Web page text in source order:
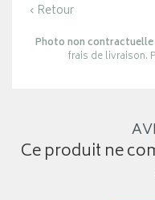
‹ Retour
Photo non contractuelle
frais de livraison.
Ce produit ne